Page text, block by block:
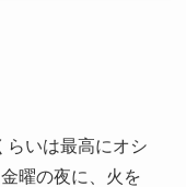
らいは最高にオシ
曜の夜に、火を